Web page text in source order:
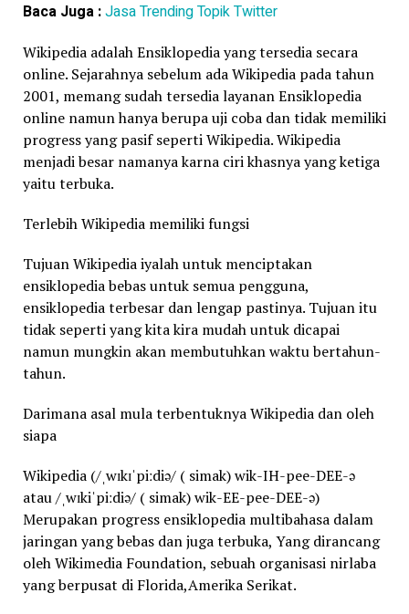
Baca Juga :Jasa Trending Topik Twitter
Wikipedia adalah Ensiklopedia yang tersedia secara
online. Sejarahnya sebelum ada Wikipedia pada tahun
2001, memang sudah tersedia layanan Ensiklopedia
online namun hanya berupa uji coba dan tidak memiliki
progress yang pasif seperti Wikipedia. Wikipedia
menjadi besar namanya karna ciri khasnya yang ketiga
yaitu terbuka.
Terlebih Wikipedia memiliki fungsi
Tujuan Wikipedia iyalah untuk menciptakan
ensiklopedia bebas untuk semua pengguna,
ensiklopedia terbesar dan lengap pastinya. Tujuan itu
tidak seperti yang kita kira mudah untuk dicapai
namun mungkin akan membutuhkan waktu bertahun-
tahun.
Darimana asal mula terbentuknya Wikipedia dan oleh
siapa
Wikipedia (/ˌwɪkɪˈpiːdiə/ ( simak) wik-IH-pee-DEE-ə
atau /ˌwɪkiˈpiːdiə/ ( simak) wik-EE-pee-DEE-ə)
Merupakan progress ensiklopedia multibahasa dalam
jaringan yang bebas dan juga terbuka, Yang dirancang
oleh Wikimedia Foundation, sebuah organisasi nirlaba
yang berpusat di Florida,Amerika Serikat.